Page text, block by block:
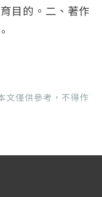
目的。二、著作
文僅供參考，不得作